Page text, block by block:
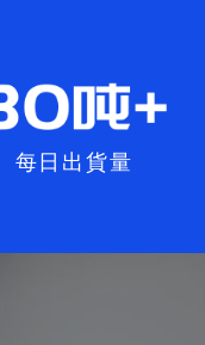
每日出貨量